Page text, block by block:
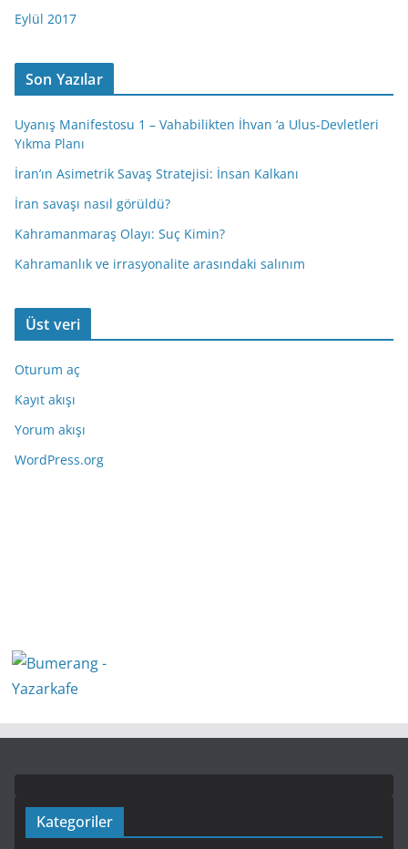
Eylül 2017
Son Yazılar
Uyanış Manifestosu 1 – Vahabilikten İhvan ‘a Ulus-Devletleri
Yıkma Planı
İran’ın Asimetrik Savaş Stratejisi: İnsan Kalkanı
İran savaşı nasıl görüldü?
Kahramanmaraş Olayı: Suç Kimin?
Kahramanlık ve irrasyonalite arasındaki salınım
Üst veri
Oturum aç
Kayıt akışı
Yorum akışı
WordPress.org
Kategoriler